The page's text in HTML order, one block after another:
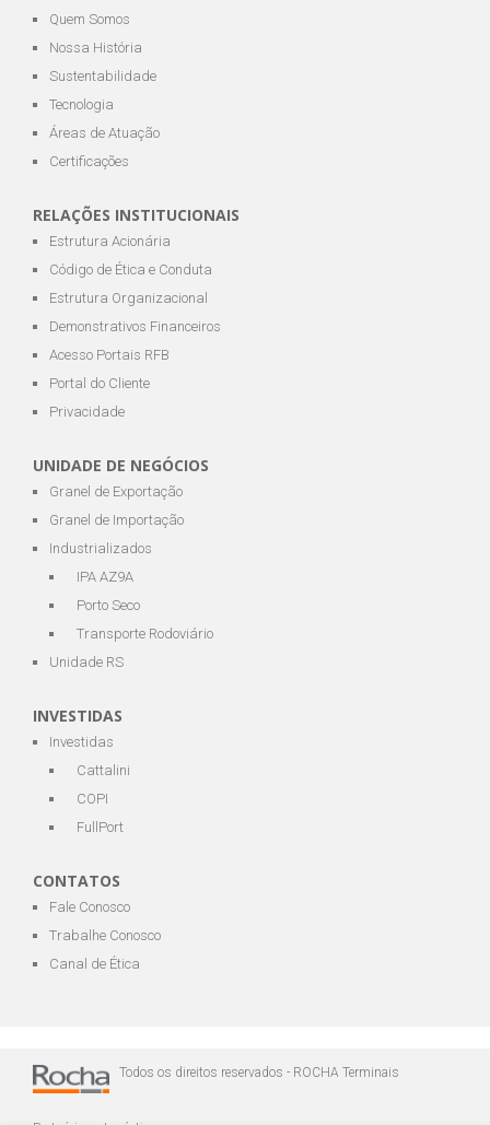
Quem Somos
Nossa História
Sustentabilidade
Tecnologia
Áreas de Atuação
Certificações
RELAÇÕES INSTITUCIONAIS
Estrutura Acionária
Código de Ética e Conduta
Estrutura Organizacional
Demonstrativos Financeiros
Acesso Portais RFB
Portal do Cliente
Privacidade
UNIDADE DE NEGÓCIOS
Granel de Exportação
Granel de Importação
Industrializados
IPA AZ9A
Porto Seco
Transporte Rodoviário
Unidade RS
INVESTIDAS
Investidas
Cattalini
COPI
FullPort
CONTATOS
Fale Conosco
Trabalhe Conosco
Canal de Ética
Todos os direitos reservados - ROCHA Terminais